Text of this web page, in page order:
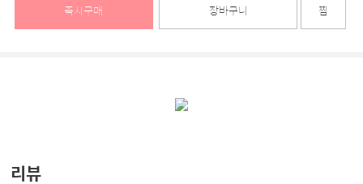
즉시구매 장바구니 찜
리뷰